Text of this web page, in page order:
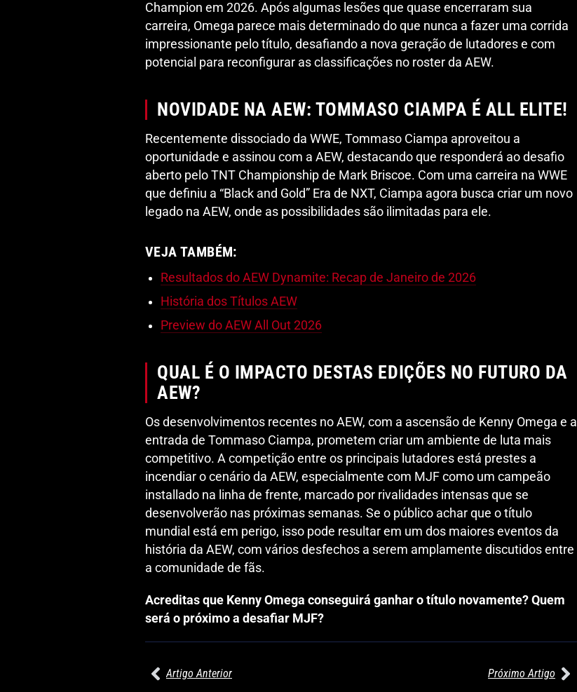
Champion em 2026. Após algumas lesões que quase encerraram sua
carreira, Omega parece mais determinado do que nunca a fazer uma corrida
impressionante pelo título, desafiando a nova geração de lutadores e com
potencial para reconfigurar as classificações no roster da AEW.
NOVIDADE NA AEW: TOMMASO CIAMPA É ALL ELITE!
Recentemente dissociado da WWE, Tommaso Ciampa aproveitou a
oportunidade e assinou com a AEW, destacando que responderá ao desafio
aberto pelo TNT Championship de Mark Briscoe. Com uma carreira na WWE
que definiu a “Black and Gold” Era de NXT, Ciampa agora busca criar um novo
legado na AEW, onde as possibilidades são ilimitadas para ele.
VEJA TAMBÉM:
Resultados do AEW Dynamite: Recap de Janeiro de 2026
História dos Títulos AEW
Preview do AEW All Out 2026
QUAL É O IMPACTO DESTAS EDIÇÕES NO FUTURO DA
AEW?
Os desenvolvimentos recentes no AEW, com a ascensão de Kenny Omega e a
entrada de Tommaso Ciampa, prometem criar um ambiente de luta mais
competitivo. A competição entre os principais lutadores está prestes a
incendiar o cenário da AEW, especialmente com MJF como um campeão
installado na linha de frente, marcado por rivalidades intensas que se
desenvolverão nas próximas semanas. Se o público achar que o título
mundial está em perigo, isso pode resultar em um dos maiores eventos da
história da AEW, com vários desfechos a serem amplamente discutidos entre
a comunidade de fãs.
Acreditas que Kenny Omega conseguirá ganhar o título novamente? Quem
será o próximo a desafiar MJF?
Artigo Anterior Próximo Artigo